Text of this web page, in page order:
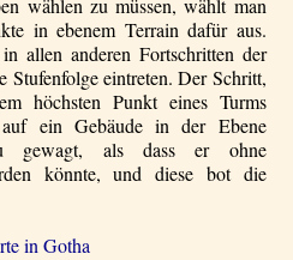
wählen zu müssen, wählt man
in ebenem Terrain dafür aus.
allen anderen Fortschritten der
Stufenfolge eintreten. Der Schritt,
höchsten Punkt eines Turms
ein Gebäude in der Ebene
gewagt, als dass er ohne
könnte, und diese bot die